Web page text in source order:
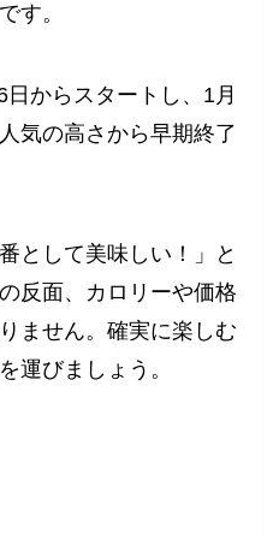
す。
からスタートし、1月
気の高さから早期終了
として美味しい！」と
反面、カロリーや価格
ません。確実に楽しむ
運びましょう。